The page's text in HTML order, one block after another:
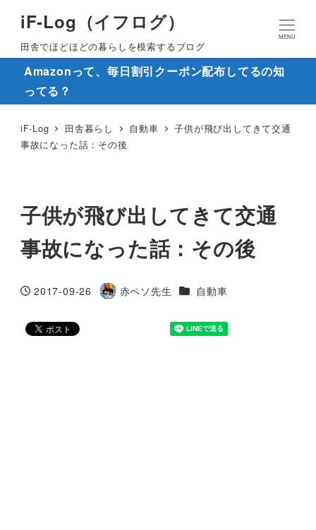
iF-Log（イフログ）
田舎でほどほどの暮らしを模索するブログ
MENU
Amazonって、毎日割引クーポン配布してるの知
ってる？
iF-Log 田舎暮らし 自動車
子供が飛び出してきて交通
事故になった話：その後
子供が飛び出してきて交通
事故になった話：その後
投稿日
2017-09-26
著
赤ペソ先生 カテゴリー
自動車